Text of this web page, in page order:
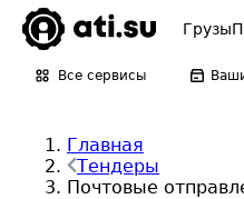
Грузы
Все сервисы
Главная
Тендеры
Почтовые